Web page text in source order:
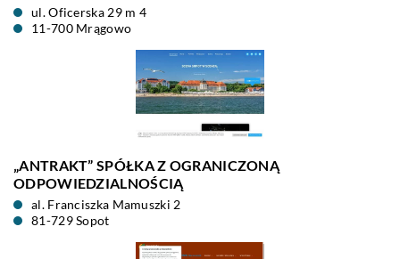
ul. Oficerska 29 m 4
11-700 Mrągowo
„ANTRAKT” SPÓŁKA Z OGRANICZONĄ
ODPOWIEDZIALNOŚCIĄ
al. Franciszka Mamuszki 2
81-729 Sopot